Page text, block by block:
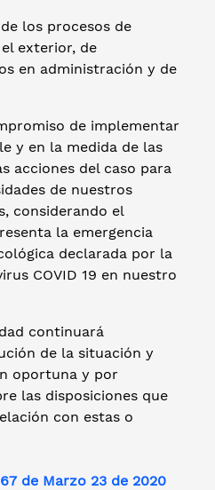
los procesos de
exterior, de
en administración y de
de implementar
y en la medida de las
acciones del caso para
de nuestros
considerando el
la emergencia
declarada por la
COVID 19 en nuestro
continuará
de la situación y
oportuna y por
las disposiciones que
con estas o
de Marzo 23 de 2020